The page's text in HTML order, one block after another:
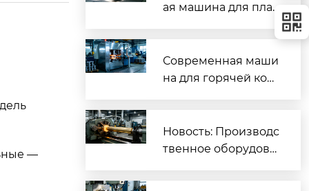
—
ая машина для плав
от окисления метал
ла
Современная маши
на для горячей ковк
производства высо
кокачественных ме
Новость: Производс
твенное оборудова